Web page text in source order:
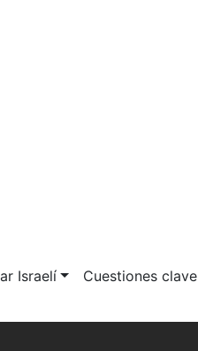
Israelí Cuestiones clave